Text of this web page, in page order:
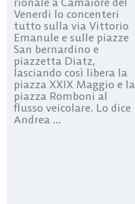
Venerdi lo concenteri
tutto sulla via Vittorio
Emanule e sulle piazze
San bernardino e
piazzetta Diatz,
lasciando così libera la
piazza XXIX Maggio e la
piazza Romboni al
flusso veicolare. Lo dice
Andrea ...